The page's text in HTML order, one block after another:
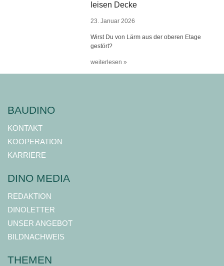
leisen Decke
23. Januar 2026
Wirst Du von Lärm aus der oberen Etage
gestört?
weiterlesen »
BAUDINO
KONTAKT
KOOPERATION
KARRIERE
DINO MEDIA
REDAKTION
DINOLETTER
UNSER ANGEBOT
BILDNACHWEIS
THEMEN